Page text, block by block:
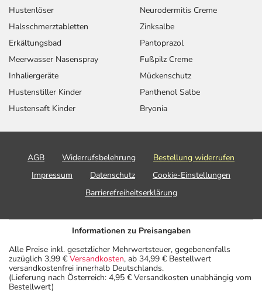
Hustenlöser
Halsschmerztabletten
Erkältungsbad
Meerwasser Nasenspray
Inhaliergeräte
Hustenstiller Kinder
Hustensaft Kinder
Neurodermitis Creme
Zinksalbe
Pantoprazol
Fußpilz Creme
Mückenschutz
Panthenol Salbe
Bryonia
AGB Widerrufsbelehrung
Bestellung widerrufen
Impressum
Datenschutz
Cookie-Einstellungen
Barrierefreiheitserklärung
Informationen zu Preisangaben
Alle Preise inkl. gesetzlicher Mehrwertsteuer, gegebenenfalls
zuzüglich 3,99 € Versandkosten, ab 34,99 € Bestellwert
versandkostenfrei innerhalb Deutschlands.
(Lieferung nach Österreich: 4,95 € Versandkosten unabhängig vom
Bestellwert)